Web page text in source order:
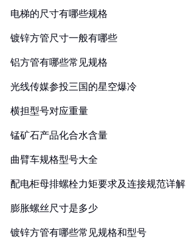
电梯的尺寸有哪些规格
镀锌方管尺寸一般有哪些
铝方管有哪些常见规格
光线传媒参投三国的星空爆冷
横担型号对应重量
锰矿石产品化合水含量
曲臂车规格型号大全
配电柜母排螺栓力矩要求及连接规范详解
膨胀螺丝尺寸是多少
镀锌方管有哪些常见规格和型号